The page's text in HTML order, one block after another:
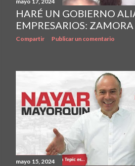
HARÉ UN GOBIERNO
EMPRESARIOS: ZAMORA
Compartir Publicar un comentario
mayo 15, 2024